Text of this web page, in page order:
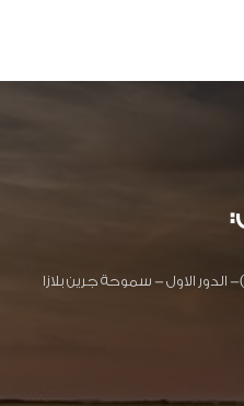
)- الدور الاول - سموحة جرين بلازا